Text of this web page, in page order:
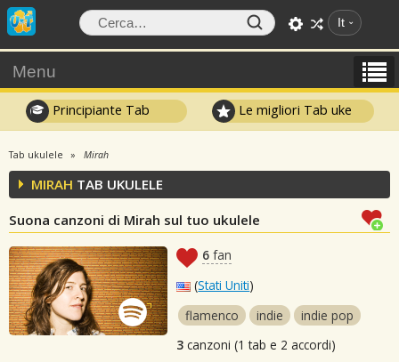
It
Menu
Principiante Tab Le migliori Tab uke
Tab ukulele Mirah
MIRAH TAB UKULELE
Suona canzoni di Mirah sul tuo ukulele
6 fan
(Stati Uniti)
flamenco
indie
indie pop
3 canzoni (1 tab e 2 accordi)